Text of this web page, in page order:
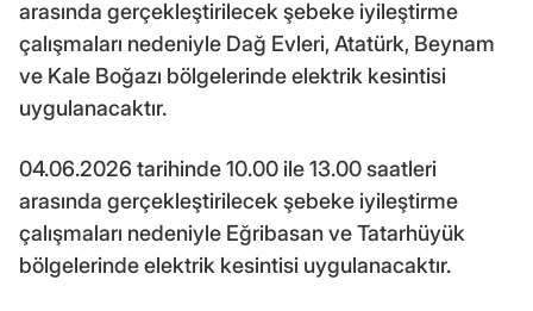
arasında gerçekleştirilecek şebeke iyileştirme
çalışmaları nedeniyle Dağ Evleri, Atatürk, Beynam
ve Kale Boğazı bölgelerinde elektrik kesintisi
uygulanacaktır.
04.06.2026 tarihinde 10.00 ile 13.00 saatleri
arasında gerçekleştirilecek şebeke iyileştirme
çalışmaları nedeniyle Eğribasan ve Tatarhüyük
bölgelerinde elektrik kesintisi uygulanacaktır.